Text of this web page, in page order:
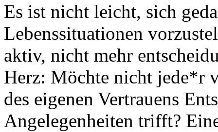
Es ist nicht leicht, sich
Lebenssituationen
aktiv, nicht mehr
Herz: Möchte nicht jede*r
des eigenen Vertrauens
Angelegenheiten trifft?